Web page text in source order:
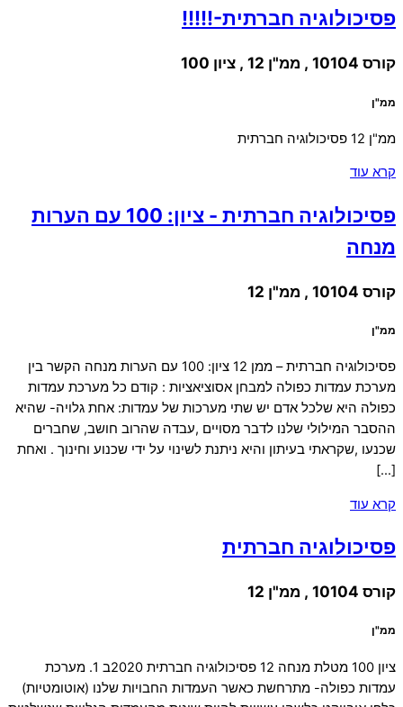
פסיכולוגיה חברתית-!!!!!
קורס 10104 , ממ"ן 12 , ציון 100
ממ"ן
ממ"ן 12 פסיכולוגיה חברתית
קרא עוד
פסיכולוגיה חברתית - ציון: 100 עם הערות
מנחה
קורס 10104 , ממ"ן 12
ממ"ן
פסיכולוגיה חברתית – ממן 12 ציון: 100 עם הערות מנחה הקשר בין
מערכת עמדות כפולה למבחן אסוציאציות : קודם כל מערכת עמדות
כפולה היא שלכל אדם יש שתי מערכות של עמדות: אחת גלויה- שהיא
ההסבר המילולי שלנו לדבר מסויים ,עבדה שהרוב חושב, שחברים
שכנעו ,שקראתי בעיתון והיא ניתנת לשינוי על ידי שכנוע וחינוך . ואחת
[…]
קרא עוד
פסיכולוגיה חברתית
קורס 10104 , ממ"ן 12
ממ"ן
ציון 100 מטלת מנחה 12 פסיכולוגיה חברתית 2020ב 1. מערכת
עמדות כפולה- מתרחשת כאשר העמדות החבויות שלנו (אוטומטיות)